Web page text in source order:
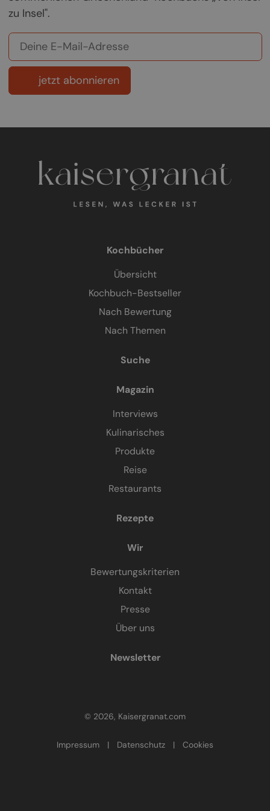
zu Insel".
jetzt abonnieren
Kochbücher
Übersicht
Kochbuch-Bestseller
Nach Bewertung
Nach Themen
Suche
Magazin
Interviews
Kulinarisches
Produkte
Reise
Restaurants
Rezepte
Wir
Bewertungskriterien
Kontakt
Presse
Über uns
Newsletter
© 2026, Kaisergranat.com
Impressum | Datenschutz | Cookies